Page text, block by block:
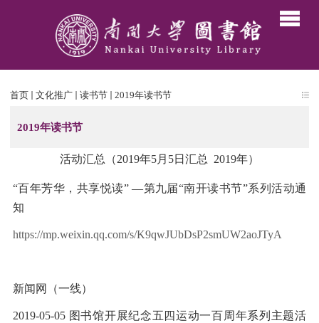
首页 文化推广 读书节 2019年读书节
2019年读书节
活动汇总（2019年5月 5日汇总 2019年）
“百年芳华，共享悦读” —第九届“南开读书节”系列活动通
知
https://mp.weixin.qq.com/s/K9qwJUbDsP2smUW2aoJTyA
新闻网（一线）
2019-05-05 图书馆开展纪念五四运动一百周年系列主题活